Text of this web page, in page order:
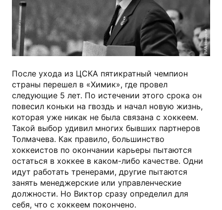
РИА Новости
После ухода из ЦСКА пятикратный чемпион
страны перешел в «Химик», где провел
следующие 5 лет. По истечении этого срока он
повесил коньки на гвоздь и начал новую жизнь,
которая уже никак не была связана с хоккеем.
Такой выбор удивил многих бывших партнеров
Толмачева. Как правило, большинство
хоккеистов по окончании карьеры пытаются
остаться в хоккее в каком-либо качестве. Одни
идут работать тренерами, другие пытаются
занять менеджерские или управленческие
должности. Но Виктор сразу определил для
себя, что с хоккеем покончено.